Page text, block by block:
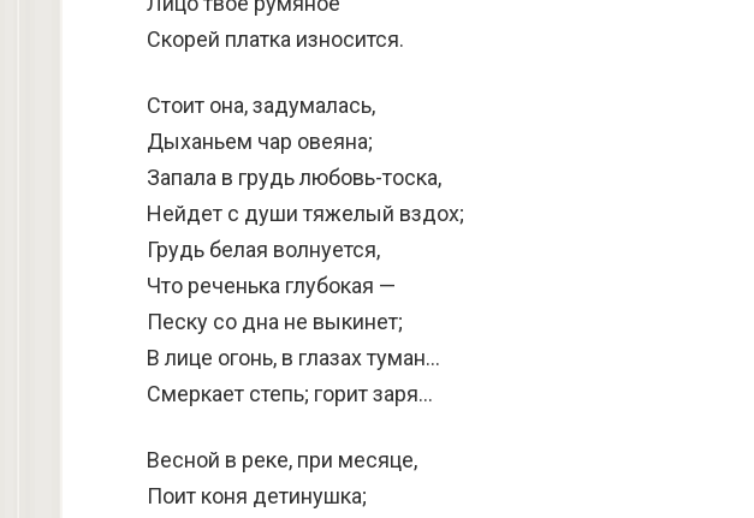
Скорей платка износится.
Стоит она, задумалась,
Дыханьем чар овеяна;
Запала в грудь любовь-тоска,
Нейдет с души тяжелый вздох;
Грудь белая волнуется,
Что реченька глубокая —
Песку со дна не выкинет;
В лице огонь, в глазах туман…
Смеркает степь; горит заря…
Весной в реке, при месяце,
Поит коня детинушка;